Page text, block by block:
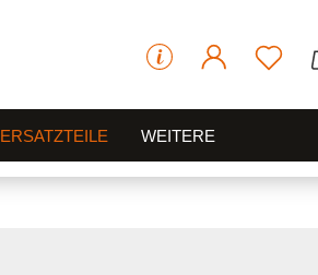
ERSATZTEILE WEITERE